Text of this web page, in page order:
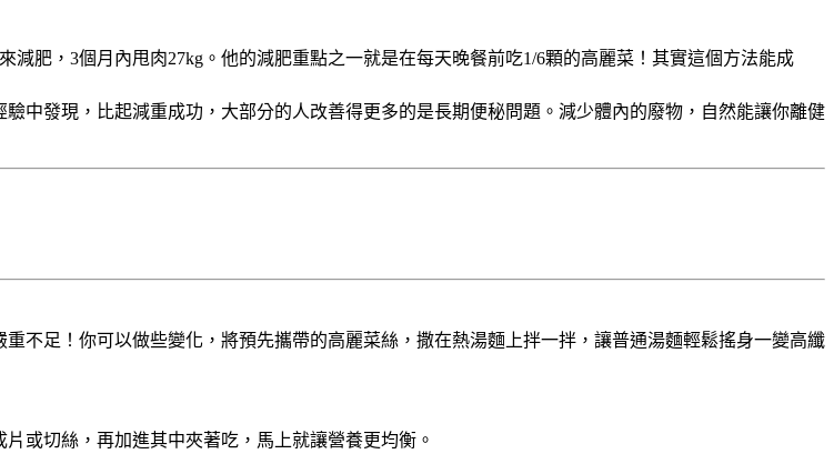
肥，3個月內甩肉27kg。他的減肥重點之一就是在每天晚餐前吃1/6顆的高麗菜！其實這個方法能成
中發現，比起減重成功，大部分的人改善得更多的是長期便秘問題。減少體內的廢物，自然能讓你離健
不足！你可以做些變化，將預先攜帶的高麗菜絲，撒在熱湯麵上拌一拌，讓普通湯麵輕鬆搖身一變高纖
或切絲，再加進其中夾著吃，馬上就讓營養更均衡。